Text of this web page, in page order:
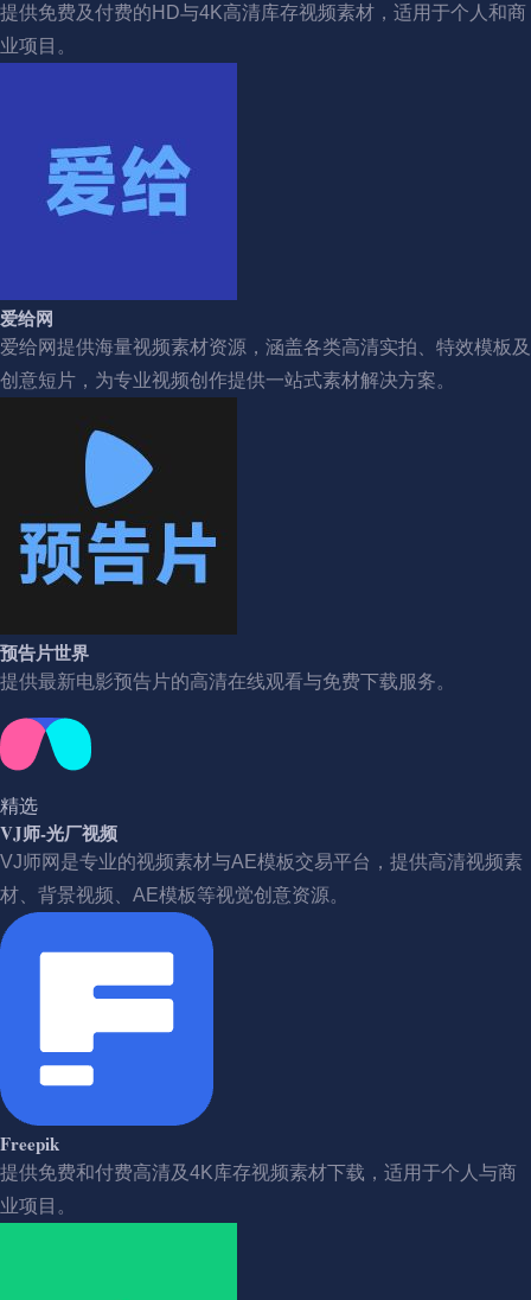
提供免费及付费的HD与4K高清库存视频素材，适用于个人和商
业项目。
爱给网
爱给网提供海量视频素材资源，涵盖各类高清实拍、特效模板及
创意短片，为专业视频创作提供一站式素材解决方案。
预告片世界
提供最新电影预告片的高清在线观看与免费下载服务。
精选
VJ师-光厂视频
VJ师网是专业的视频素材与AE模板交易平台，提供高清视频素
材、背景视频、AE模板等视觉创意资源。
Freepik
提供免费和付费高清及4K库存视频素材下载，适用于个人与商
业项目。